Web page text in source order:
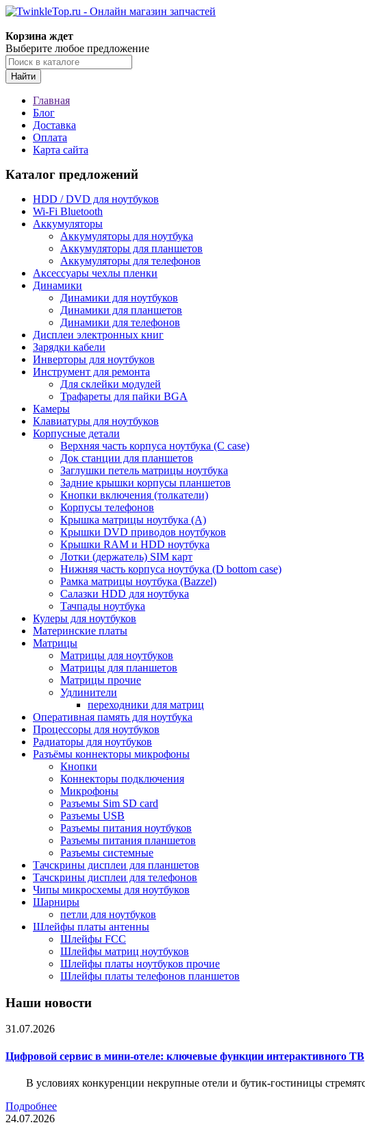
Корзина ждет
Выберите любое предложение
Найти
Главная
Блог
Доставка
Оплата
Карта сайта
Каталог предложений
HDD / DVD для ноутбуков
Wi-Fi Bluetooth
Аккумуляторы
Аккумуляторы для ноутбука
Аккумуляторы для планшетов
Аккумуляторы для телефонов
Аксессуары чехлы пленки
Динамики
Динамики для ноутбуков
Динамики для планшетов
Динамики для телефонов
Дисплеи электронных книг
Зарядки кабели
Инверторы для ноутбуков
Инструмент для ремонта
Для склейки модулей
Трафареты для пайки BGA
Камеры
Клавиатуры для ноутбуков
Корпусные детали
Верхняя часть корпуса ноутбука (С case)
Док станции для планшетов
Заглушки петель матрицы ноутбука
Задние крышки корпусы планшетов
Кнопки включения (толкатели)
Корпусы телефонов
Крышка матрицы ноутбука (A)
Крышки DVD приводов ноутбуков
Крышки RAM и HDD ноутбука
Лотки (держатель) SIM карт
Нижняя часть корпуса ноутбука (D bottom case)
Рамка матрицы ноутбука (Bazzel)
Салазки HDD для ноутбука
Тачпады ноутбука
Кулеры для ноутбуков
Материнские платы
Матрицы
Матрицы для ноутбуков
Матрицы для планшетов
Матрицы прочие
Удлинители
переходники для матриц
Оперативная память для ноутбука
Процессоры для ноутбуков
Радиаторы для ноутбуков
Разъёмы коннекторы микрофоны
Кнопки
Коннекторы подключения
Микрофоны
Разъемы Sim SD card
Разъемы USB
Разъемы питания ноутбуков
Разъемы питания планшетов
Разъемы системные
Тачскрины дисплеи для планшетов
Тачскрины дисплеи для телефонов
Чипы микросхемы для ноутбуков
Шарниры
петли для ноутбуков
Шлейфы платы антенны
Шлейфы FCC
Шлейфы матриц ноутбуков
Шлейфы платы ноутбуков прочие
Шлейфы платы телефонов планшетов
Наши новости
31.07.2026
Цифровой сервис в мини-отеле: ключевые функции интерактивного ТВ
В условиях конкуренции некрупные отели и бутик-гостиницы
Подробнее
24.07.2026